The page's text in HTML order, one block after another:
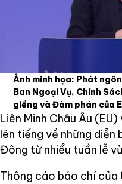
Ảnh minh họa: Phát
Ban Ngoại Vụ, Chính
giềng và Đàm phán của
Liên Minh Châu Âu
lên tiếng về những diễn
Đông từ nhiểu tuần lễ
Thông cáo báo chí của